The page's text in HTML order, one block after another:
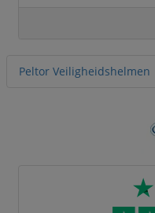
Peltor Veiligheidshelmen